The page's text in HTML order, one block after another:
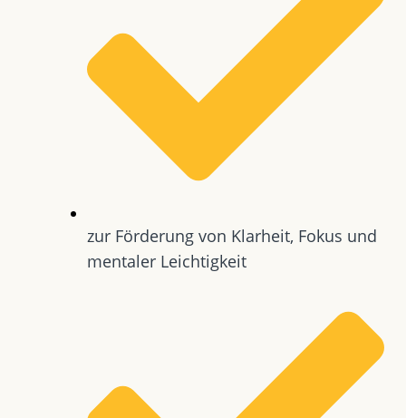
zur Förderung von Klarheit, Fokus und
mentaler Leichtigkeit